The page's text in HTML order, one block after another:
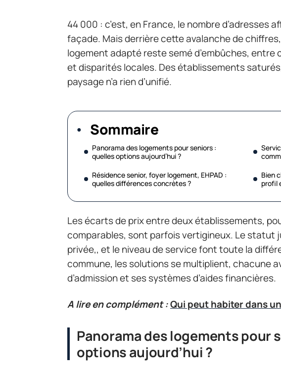
44 000 : c’est, en France, le nombre d’adresses
façade. Mais derrière cette avalanche de
logement adapté reste semé d’embûches,
et disparités locales. Des établissements
paysage n’a rien d’unifié.
Sommaire
Panorama des logements pour seniors :
quelles options aujourd’hui ?
Résidence senior, foyer logement, EHPAD :
quelles différences concrètes ?
Bien
profil
Les écarts de prix entre deux établissements,
comparables, sont parfois vertigineux. Le statut
privée,, et le niveau de service font toute la
commune, les solutions se multiplient, chacune
d’admission et ses systèmes d’aides financières.
A lire en complément :Qui peut habiter dans
Panorama des logements pour
options aujourd’hui ?